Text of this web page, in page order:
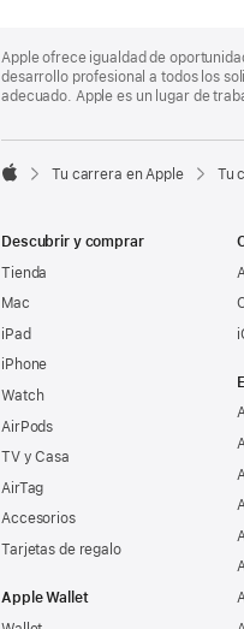
Footer
Apple ofrece igualdad de
desarrollo profesional a todos los
adecuado. Apple es un lugar de

Tu carrera en Apple Tu
Descubrir y comprar
Tienda
Mac
iPad
iPhone
Watch
AirPods
TV y Casa
AirTag
Accesorios
Tarjetas de regalo
Apple Wallet